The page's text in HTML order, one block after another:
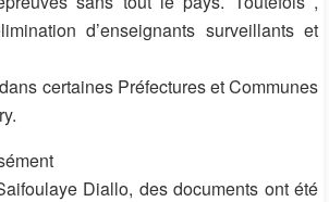
d’enseignants surveillants et
certaines Préfectures et Communes
Diallo, des documents ont été